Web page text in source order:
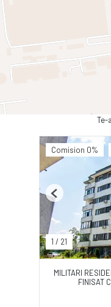
Te-
Comision 0%
1 / 21
Previous
MILITARI
FINISAT